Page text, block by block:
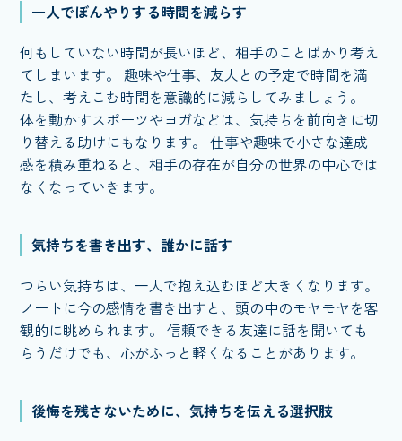
一人でぼんやりする時間を減らす
何もしていない時間が長いほど、相手のことばかり考え
てしまいます。 趣味や仕事、友人との予定で時間を満
たし、考えこむ時間を意識的に減らしてみましょう。
体を動かすスポーツやヨガなどは、気持ちを前向きに切
り替える助けにもなります。 仕事や趣味で小さな達成
感を積み重ねると、相手の存在が自分の世界の中心では
なくなっていきます。
気持ちを書き出す、誰かに話す
つらい気持ちは、一人で抱え込むほど大きくなります。
ノートに今の感情を書き出すと、頭の中のモヤモヤを客
観的に眺められます。 信頼できる友達に話を聞いても
らうだけでも、心がふっと軽くなることがあります。
後悔を残さないために、気持ちを伝える選択肢